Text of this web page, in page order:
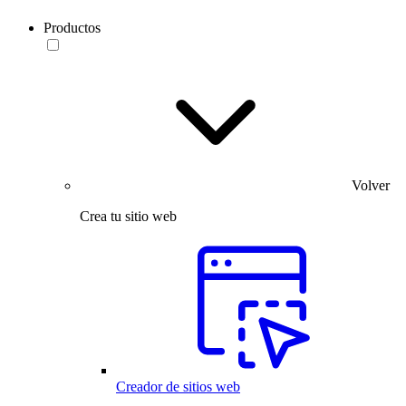
Productos
Volver
Crea tu sitio web
Creador de sitios web